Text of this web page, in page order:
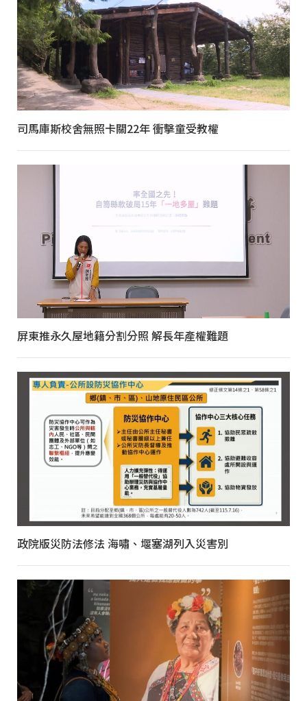
司馬庫斯校舍無照卡關22年 衝擊童受教權
屏東推永久屋地籍分割分照 解長年產權難題
政院版災防法修法 海嘯、堰塞湖列入災害別